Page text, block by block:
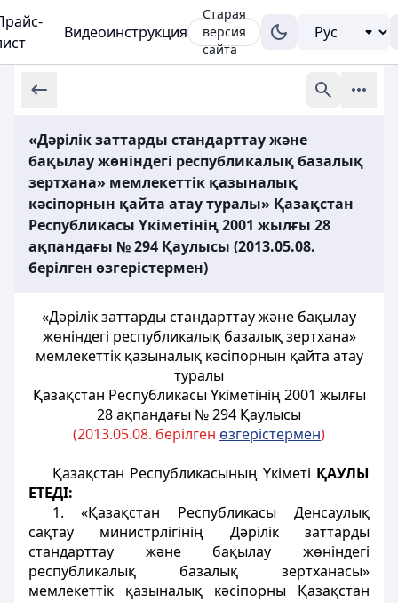
Видеоинструкция
Старая
версия
сайта
«Дәрiлiк заттарды стандарттау және
бақылау жөніндегі республикалық базалық
зертхана» мемлекеттік қазыналық
кәсiпорнын қайта атау туралы» Қазақстан
Республикасы Үкіметінің 2001 жылғы 28
ақпандағы № 294 Қаулысы (2013.05.08.
берілген өзгерістермен)
«Дәрiлiк заттарды стандарттау және бақылау
жөніндегі республикалық базалық зертхана»
мемлекеттік қазыналық кәсiпорнын қайта атау
туралы
Қазақстан Республикасы Үкіметінің 2001 жылғы
28 ақпандағы № 294 Қаулысы
(2013.05.08. берілген өзгерістермен)
Қазақстан Республикасының Yкіметі ҚАУЛЫ
ЕТЕДІ:
1. «Қазақстан Республикасы Денсаулық
сақтау министрлігінiң Дәрiлiк заттарды
стандарттау және бақылау жөніндегі
республикалық базалық зертханасы»
мемлекеттік қазыналық кәсiпорны Қазақстан